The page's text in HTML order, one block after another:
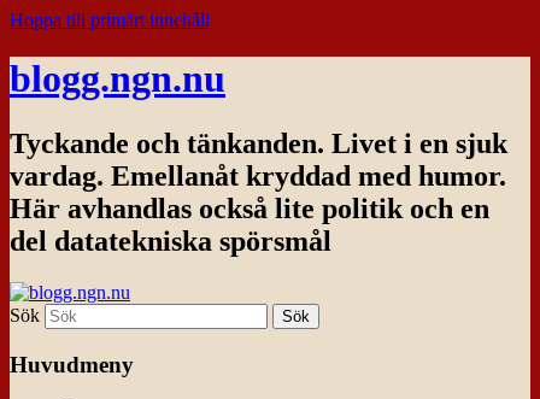
Hoppa till primärt innehåll
blogg.ngn.nu
Tyckande och tänkanden. Livet i en sjuk
vardag. Emellanåt kryddad med humor.
Här avhandlas också lite politik och en
del datatekniska spörsmål
Sök
Huvudmeny